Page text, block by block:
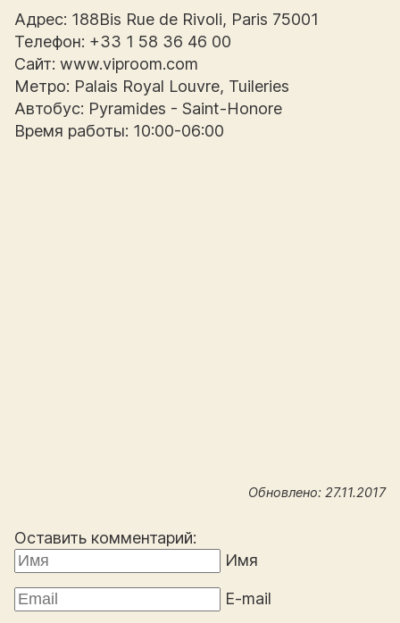
Адрес: 188Bis Rue de Rivoli, Paris 75001
Телефон: +33 1 58 36 46 00
Сайт: www.viproom.com
Метро: Palais Royal Louvre, Tuileries
Автобус: Pyramides - Saint-Honore
Время работы: 10:00-06:00
Обновлено: 27.11.2017
Оставить комментарий:
Имя
E-mail